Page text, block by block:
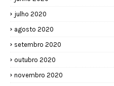
julho 2020
agosto 2020
setembro 2020
outubro 2020
novembro 2020